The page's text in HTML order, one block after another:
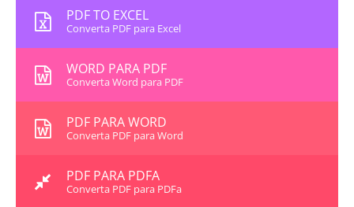
PDF TO EXCEL
Converta PDF para Excel
WORD PARA PDF
Converta Word para PDF
PDF PARA WORD
Converta PDF para Word
PDF PARA PDFA
Converta PDF para PDFa